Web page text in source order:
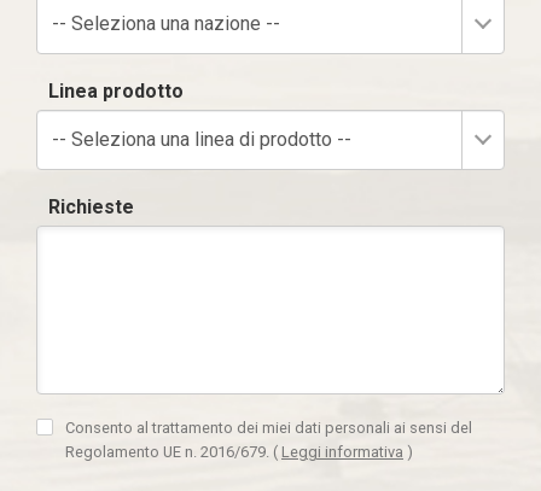
-- Seleziona una nazione --
Linea prodotto
-- Seleziona una linea di prodotto --
Richieste
Consento al trattamento dei miei dati personali ai sensi del
Regolamento UE n. 2016/679. ( Leggi informativa )